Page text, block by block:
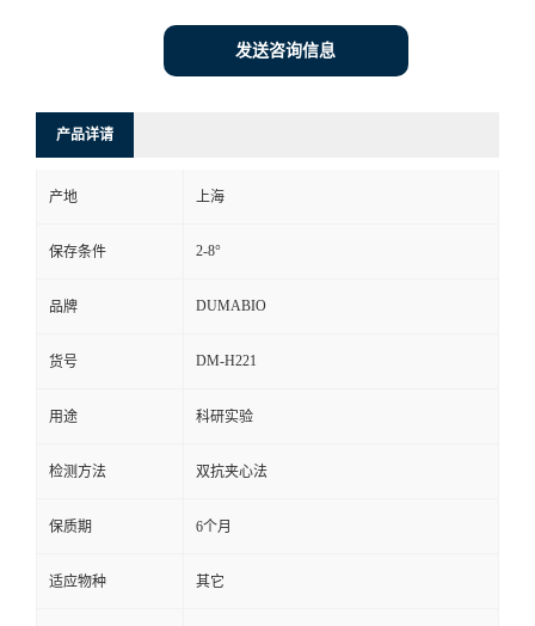
在
线
留
言
发送咨询信息
产品详请
产地 上海
保存条件 2-8°
品牌 DUMABIO
货号 DM-H221
用途 科研实验
检测方法 双抗夹心法
保质期 6个月
适应物种 其它